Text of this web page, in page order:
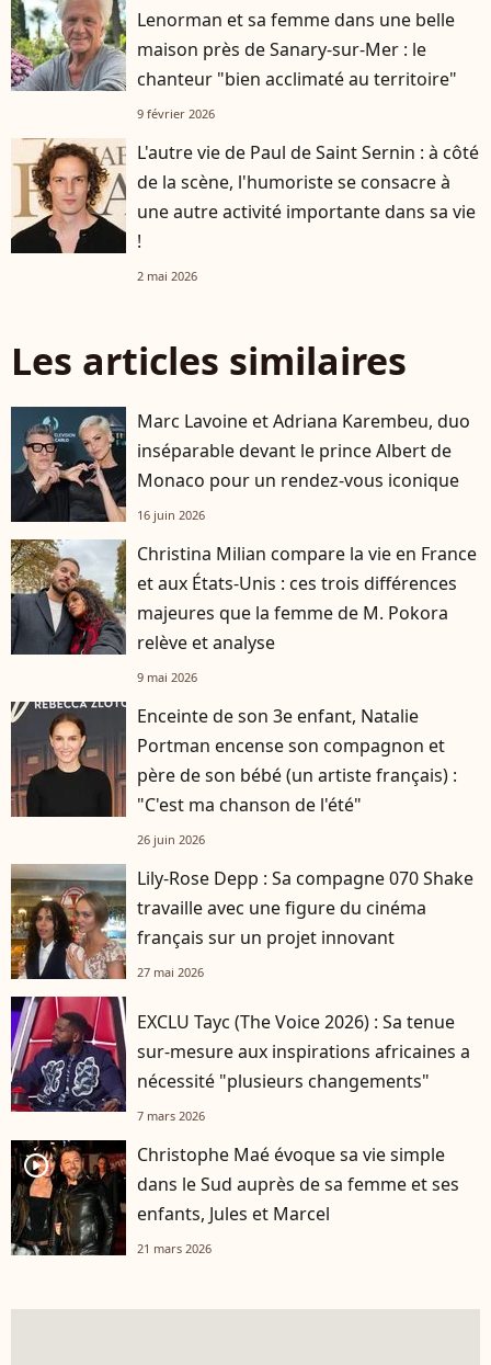
Lenorman et sa femme dans une belle
maison près de Sanary-sur-Mer : le
chanteur "bien acclimaté au territoire"
9 février 2026
L'autre vie de Paul de Saint Sernin : à côté
de la scène, l'humoriste se consacre à
une autre activité importante dans sa vie
!
2 mai 2026
Les articles similaires
Marc Lavoine et Adriana Karembeu, duo
inséparable devant le prince Albert de
Monaco pour un rendez-vous iconique
16 juin 2026
Christina Milian compare la vie en France
et aux États-Unis : ces trois différences
majeures que la femme de M. Pokora
relève et analyse
9 mai 2026
Enceinte de son 3e enfant, Natalie
Portman encense son compagnon et
père de son bébé (un artiste français) :
"C'est ma chanson de l'été"
26 juin 2026
Lily-Rose Depp : Sa compagne 070 Shake
travaille avec une figure du cinéma
français sur un projet innovant
27 mai 2026
EXCLU Tayc (The Voice 2026) : Sa tenue
sur-mesure aux inspirations africaines a
nécessité "plusieurs changements"
7 mars 2026
player2
Christophe Maé évoque sa vie simple
dans le Sud auprès de sa femme et ses
enfants, Jules et Marcel
21 mars 2026